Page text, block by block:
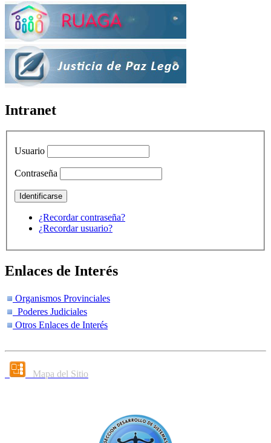
Intranet
Usuario
Contraseña
¿Recordar contraseña?
¿Recordar usuario?
Enlaces de Interés
Organismos Provinciales
Poderes Judiciales
Otros Enlaces de Interés
Mapa del Sitio